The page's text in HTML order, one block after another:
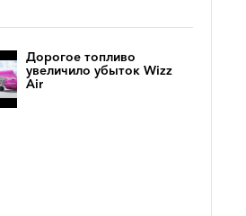
Дорогое топливо
увеличило убыток Wizz
Air